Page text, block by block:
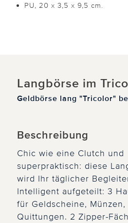
PU, 20 x 3,5 x 9,5 cm.
Langbörse im
Geldbörse lang "Tricolor"
Beschreibung
Chic wie eine Clutch und
superpraktisch: diese
wird Ihr täglicher
Intelligent aufgeteilt: 3
für Geldscheine, Münzen,
Quittungen. 2 Zipper-